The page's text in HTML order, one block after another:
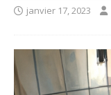
janvier 17, 2023